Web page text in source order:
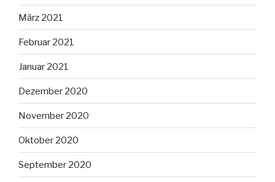
März 2021
Februar 2021
Januar 2021
Dezember 2020
November 2020
Oktober 2020
September 2020